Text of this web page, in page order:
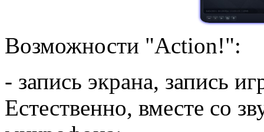
Возможности "Action!":
- запись экрана, запись
Естественно, вместе со